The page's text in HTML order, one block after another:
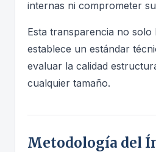
internas ni comprometer
Esta transparencia no solo
establece un estándar
evaluar la calidad
cualquier tamaño.
Metodología del